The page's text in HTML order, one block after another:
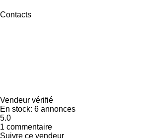
Contacts
Vendeur vérifié
En stock: 6 annonces
5.0
1 commentaire
Suivre ce vendeur